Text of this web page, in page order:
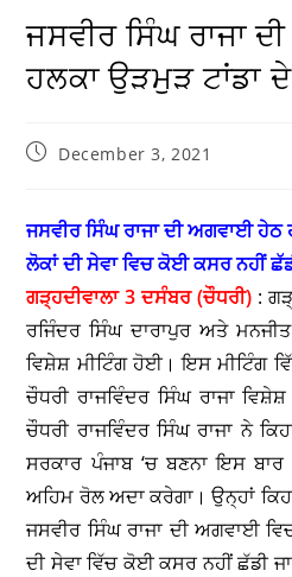
ਜਸਵੀਰ ਸਿੰਘ ਰਾਜਾ
ਹਲਕਾ ਉੜਮੁੜ ਟਾਂਡਾ
December 3, 2021
ਜਸਵੀਰ ਸਿੰਘ ਰਾਜਾ ਦੀ ਅਗਵਾਈ ਹੇਠ
ਲੋਕਾਂ ਦੀ ਸੇਵਾ ਵਿਚ ਕੋਈ ਕਸਰ ਨਹੀਂ
ਗੜ੍ਹਦੀਵਾਲਾ 3 ਦਸੰਬਰ (ਚੌਧਰੀ) :
ਰਜਿੰਦਰ ਸਿੰਘ ਦਾਰਾਪੁਰ ਅਤੇ
ਵਿਸ਼ੇਸ਼ ਮੀਟਿੰਗ ਹੋਈ। ਇਸ ਮੀਟਿੰਗ
ਚੌਧਰੀ ਰਾਜਵਿੰਦਰ ਸਿੰਘ ਰਾਜਾ
ਚੌਧਰੀ ਰਾਜਵਿੰਦਰ ਸਿੰਘ ਰਾਜਾ ਨੇ
ਸਰਕਾਰ ਪੰਜਾਬ ‘ਚ ਬਣਨਾ ਇਸ
ਅਹਿਮ ਰੋਲ ਅਦਾ ਕਰੇਗਾ। ਉਨ੍ਹਾਂ
ਜਸਵੀਰ ਸਿੰਘ ਰਾਜਾ ਦੀ ਅਗਵਾਈ
ਦੀ ਸੇਵਾ ਵਿੱਚ ਕੋਈ ਕਸਰ ਨਹੀਂ ਛੱਡੀ